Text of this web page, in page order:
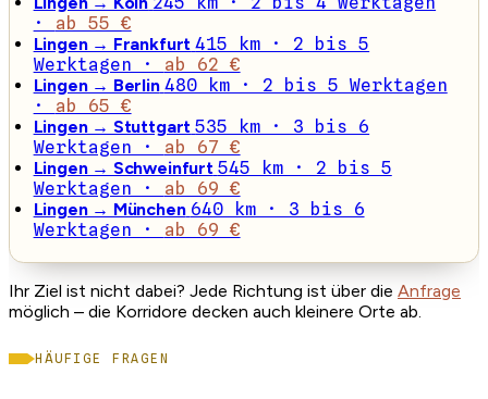
· ab 55 €
Lingen → Frankfurt 415 km · 2 bis 5
Werktagen · ab 62 €
Lingen → Berlin 480 km · 2 bis 5 Werktagen
· ab 65 €
Lingen → Stuttgart 535 km · 3 bis 6
Werktagen · ab 67 €
Lingen → Schweinfurt 545 km · 2 bis 5
Werktagen · ab 69 €
Lingen → München 640 km · 3 bis 6
Werktagen · ab 69 €
Ihr Ziel ist nicht dabei? Jede Richtung ist über die Anfrage
möglich – die Korridore decken auch kleinere Orte ab.
HÄUFIGE FRAGEN